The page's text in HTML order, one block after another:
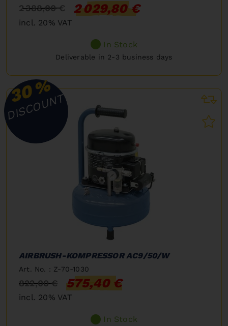
2 388,00 € 2 029,80 €
incl. 20% VAT
In Stock
Deliverable in 2-3 business days
30%
DISCOUNT
AIRBRUSH-KOMPRESSOR AC9/50/W
Art. No. : Z-70-1030
822,00 € 575,40 €
incl. 20% VAT
In Stock